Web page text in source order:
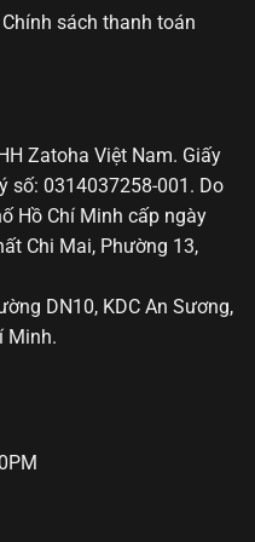
Chính sách thanh toán
Zatoha Việt Nam. Giấy
số: 0314037258-001. Do
Hồ Chí Minh cấp ngày
Chi Mai, Phường 13,
DN10, KDC An Sương,
Minh.